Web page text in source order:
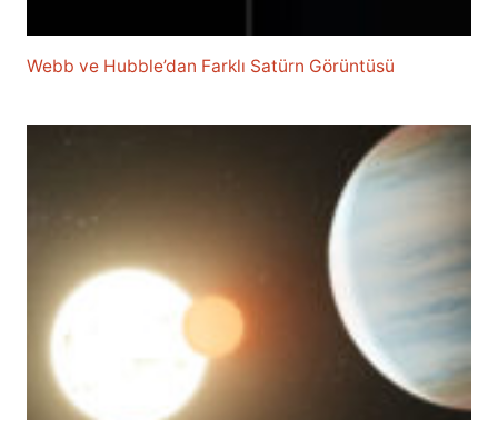
Webb ve Hubble’dan Farklı Satürn Görüntüsü